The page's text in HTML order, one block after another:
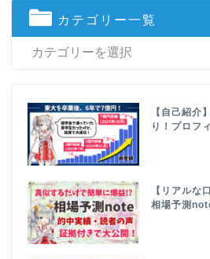
カテゴリー一覧
【自己紹介
り！プロフ
【リアルな
相場予測